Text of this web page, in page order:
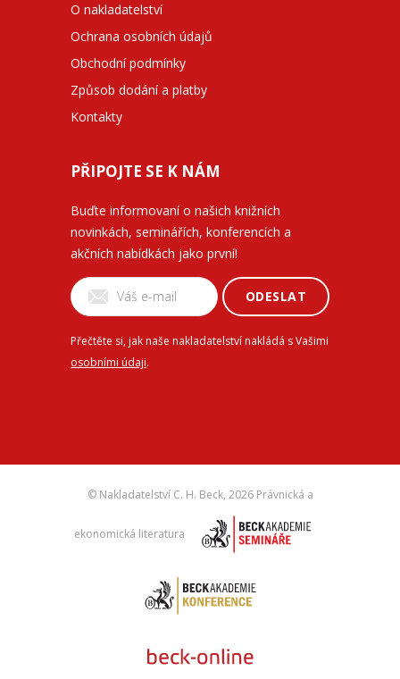
O nakladatelství
Ochrana osobních údajů
Obchodní podmínky
Způsob dodání a platby
Kontakty
PŘIPOJTE SE K NÁM
Buďte informovaní o našich knižních
novinkách, seminářích, konferencích a
akčních nabídkách jako první!
ODESLAT
Přečtěte si, jak naše nakladatelství nakládá s Vašimi
osobními údaji.
© Nakladatelství C. H. Beck, 2026 Právnická a
ekonomická literatura